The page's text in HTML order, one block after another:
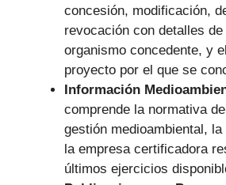
concesión, modificación,
revocación con detalles
organismo concedente, y
proyecto por el que se
Información
comprende la normativa
gestión medioambiental,
la empresa certificadora
últimos ejercicios